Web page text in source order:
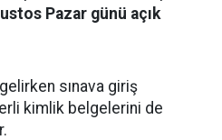
Pazar günü açık
sınava giriş
kimlik belgelerini de